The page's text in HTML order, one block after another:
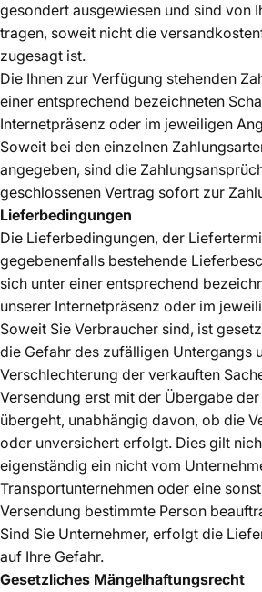
gesondert ausgewiesen und sind von
tragen, soweit nicht die
zugesagt ist.
Die Ihnen zur Verfügung stehenden
einer entsprechend bezeichneten
Internetpräsenz oder im jeweiligen
Soweit bei den einzelnen
angegeben, sind die
geschlossenen Vertrag sofort zur
Lieferbedingungen
Die Lieferbedingungen, der
gegebenenfalls bestehende
sich unter einer entsprechend
unserer Internetpräsenz oder im
Soweit Sie Verbraucher sind, ist
die Gefahr des zufälligen Untergangs
Verschlechterung der verkauften
Versendung erst mit der Übergabe der
übergeht, unabhängig davon, ob die
oder unversichert erfolgt. Dies gilt
eigenständig ein nicht vom
Transportunternehmen oder eine
Versendung bestimmte Person
Sind Sie Unternehmer, erfolgt die
auf Ihre Gefahr.
Gesetzliches Mängelhaftungsrecht